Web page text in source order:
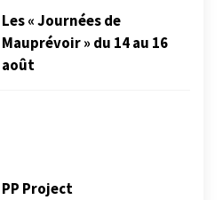
Les « Journées de
Mauprévoir » du 14 au 16
août
PP Project